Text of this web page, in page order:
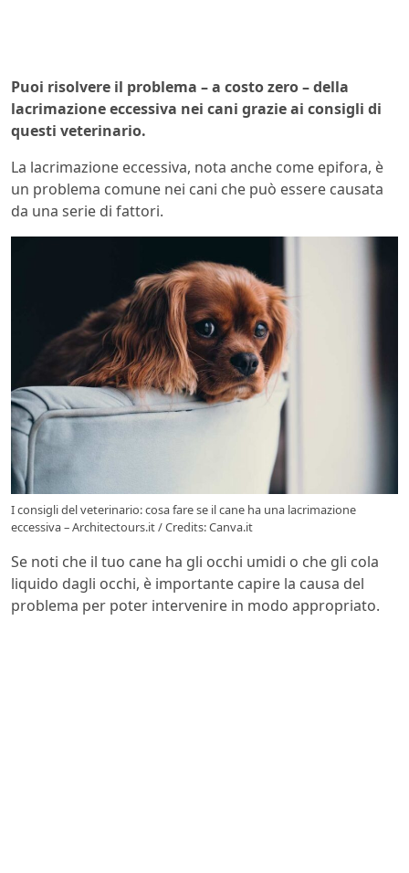
Puoi risolvere il problema – a costo zero – della
lacrimazione eccessiva nei cani grazie ai consigli di
questi veterinario.
La lacrimazione eccessiva, nota anche come epifora, è
un problema comune nei cani che può essere causata
da una serie di fattori.
I consigli del veterinario: cosa fare se il cane ha una lacrimazione
eccessiva – Architectours.it / Credits: Canva.it
Se noti che il tuo cane ha gli occhi umidi o che gli cola
liquido dagli occhi, è importante capire la causa del
problema per poter intervenire in modo appropriato.